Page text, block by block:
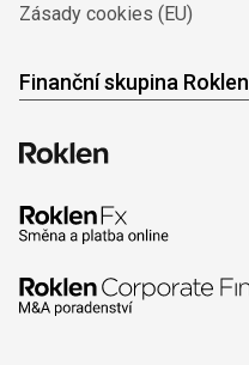
Zásady cookies (EU)
Finanční skupina Roklen